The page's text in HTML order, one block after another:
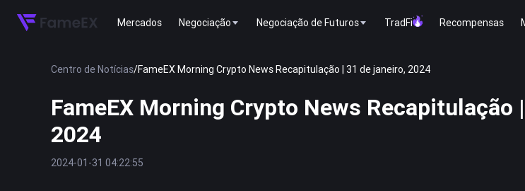
Mercados Negociação Negociação de Futuros TradFi Recompensas
Centro de Notícias/FameEX Morning Crypto News Recapitulação | 31 de janeiro, 2024
FameEX Morning Crypto News Recapitulação
2024
2024-01-31 04:22:55